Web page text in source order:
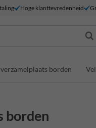
Hoge klanttevredenheid
borden
borden